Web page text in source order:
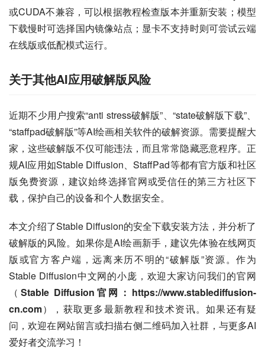
或CUDA不兼容，可以根据教程检查版本并重新安装；模型
下载慢时可选择国内镜像站点；显卡不支持时则可尝试云端
在线版或低配模式运行。
关于其他AI应用破解版风险
近期不少用户搜索“anti stress破解版”、“state破解版下载”、
“staffpad破解版”等AI绘画相关软件的破解资源。需要提醒大
家，这些破解版不仅可能违法，而且常常隐藏恶意程序。正
规AI应用如Stable Diffusion、StaffPad等都有官方版和社区
版免费资源，建议始终选择官网或受信任的第三方社区下
载，保护自己的设备和个人数据安全。
本文介绍了Stable Diffusion的安全下载安装方法，并分析了
破解版的风险。如果你是AI绘画新手，建议先体验在线网页
版或官方客户端，远离来历不明的“破解版”资源。作为
Stable Diffusion中文网的小庞，欢迎大家访问我们的官网
（ Stable Diffusion官网：https://www.stablediffusion-
cn.com），获取更多最新教程和技术资讯。如果还有疑
问，欢迎在网站留言或扫描右侧二维码加入社群，与更多AI
爱好者交流学习！